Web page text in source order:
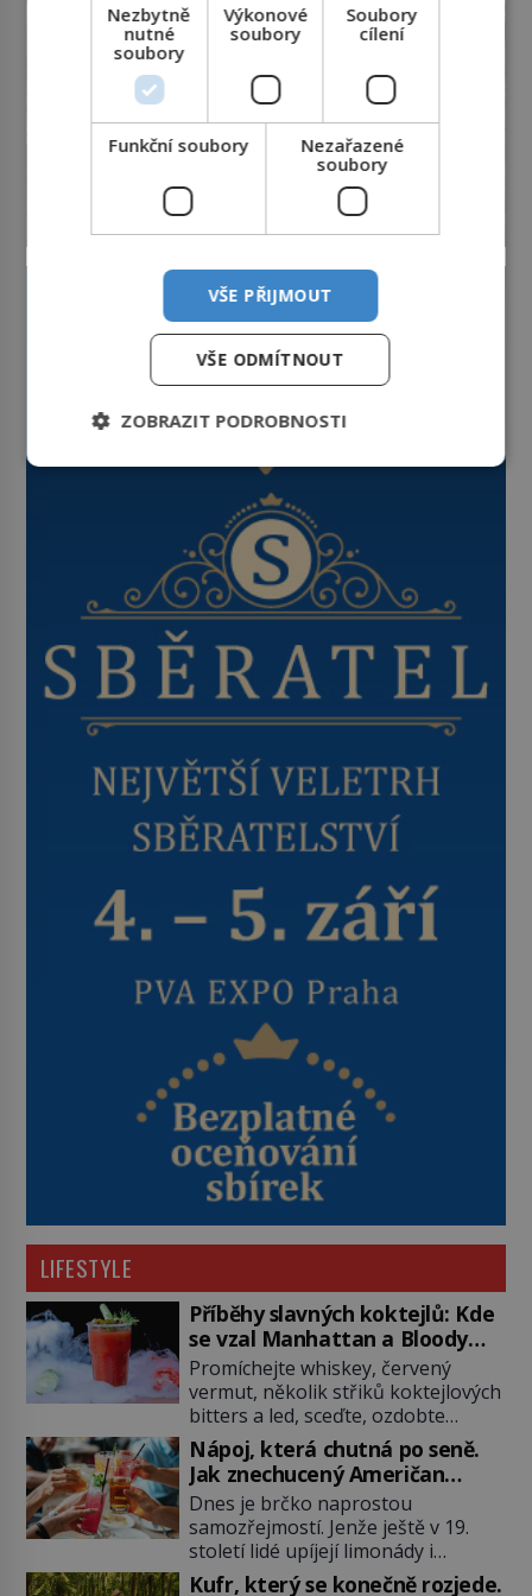
LIFESTYLE
Příběhy slavných koktejlů: Kde
se vzal Manhattan a Bloody
Mary?
Promíchejte whiskey, červený
vermut, několik střiků koktejlových
bitters a led, sceďte, ozdobte
koktejlovou třešinkou a tadá…
Manhattan je tu! A pokud to má být
skutečně on, dejte si pozor, ať
místo klasické americké rye
whiskey či klidně bourbonu
nepoužijete skotskou whisku. Co
se stane? Inu, koktejl bude stále
Nápoj, která chutná po seně.
Jak znechucený Američan
vymyslel brčko
Dnes je brčko naprostou
samozřejmostí. Jenže ještě v 19.
století lidé upíjejí limonády i
koktejly dutými stébly žita nebo
Kufr, který se konečně rozjede.
Nezbytně
nutné
soubory
Výkonové
soubory
Soubory
cílení
Funkční soubory
Nezařazené
soubory
VŠE PŘIJMOUT
VŠE ODMÍTNOUT
ZOBRAZIT PODROBNOSTI